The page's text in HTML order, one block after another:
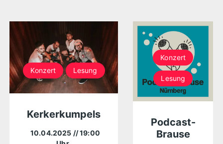
Konzert Lesung
Kerkerkumpels
10.04.2025 // 19:00
Konzert
Lesung
Podcast-
Brause